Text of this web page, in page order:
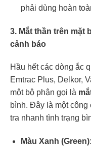
phải dùng hoàn
3. Mắt thần trên mặt
cảnh báo
Hầu hết các dòng ắc
Emtrac Plus, Delkor,
một bộ phận gọi là
bình. Đây là một
tra nhanh tình trạng
Màu Xanh (Green):